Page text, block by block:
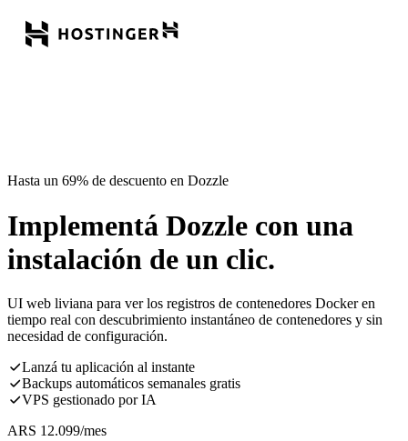
Hasta un 69% de descuento en Dozzle
Implementá Dozzle con una
instalación de un clic.
UI web liviana para ver los registros de contenedores Docker en
tiempo real con descubrimiento instantáneo de contenedores y sin
necesidad de configuración.
Lanzá tu aplicación al instante
Backups automáticos semanales gratis
VPS gestionado por IA
ARS 12.099/mes